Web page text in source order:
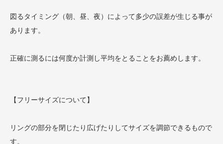
図るタイミング（朝、昼、夜）によって多少の誤差が生じる事が
あります。
正確に測るには何度か計測し平均をとることをお薦めします。
【フリーサイズについて】
リングの部分を閉じたり広げたりしてサイズを調節できるもので
す。